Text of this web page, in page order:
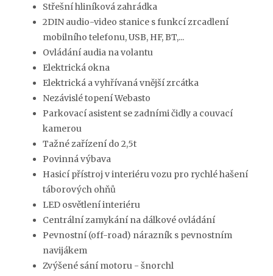
Střešní hliníková zahrádka
2DIN audio-video stanice s funkcí zrcadlení
mobilního telefonu, USB, HF, BT,...
Ovládání audia na volantu
Elektrická okna
Elektrická a vyhřívaná vnější zrcátka
Nezávislé topení Webasto
Parkovací asistent se zadními čidly a couvací
kamerou
Tažné zařízení do 2,5t
Povinná výbava
Hasicí přístroj v interiéru vozu pro rychlé hašení
táborových ohňů
LED osvětlení interiéru
Centrální zamykání na dálkové ovládání
Pevnostní (off-road) nárazník s pevnostním
navijákem
Zvýšené sání motoru - šnorchl